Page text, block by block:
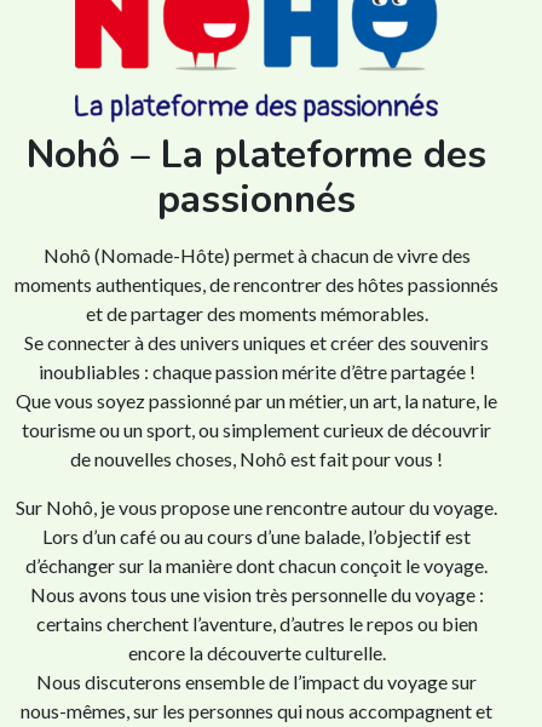
Nohô – La plateforme des
passionnés
Nohô (Nomade-Hôte) permet à chacun de vivre des
moments authentiques, de rencontrer des hôtes passionnés
et de partager des moments mémorables.
Se connecter à des univers uniques et créer des souvenirs
inoubliables : chaque passion mérite d’être partagée !
Que vous soyez passionné par un métier, un art, la nature, le
tourisme ou un sport, ou simplement curieux de découvrir
de nouvelles choses, Nohô est fait pour vous !
Sur Nohô, je vous propose une rencontre autour du voyage.
Lors d’un café ou au cours d’une balade, l’objectif est
d’échanger sur la manière dont chacun conçoit le voyage.
Nous avons tous une vision très personnelle du voyage :
certains cherchent l’aventure, d’autres le repos ou bien
encore la découverte culturelle.
Nous discuterons ensemble de l’impact du voyage sur
nous-mêmes, sur les personnes qui nous accompagnent et